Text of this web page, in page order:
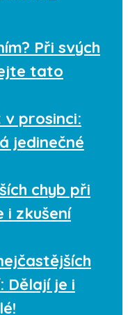
Při svých
tato
prosinci:
jedinečné
chyb při
i zkušení
Dělají je i